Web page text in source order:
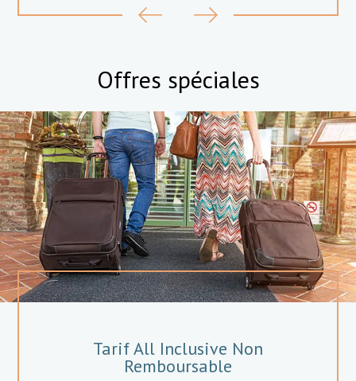
Offres spéciales
Tarif All Inclusive Non
Remboursable